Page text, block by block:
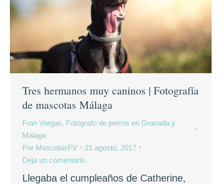
Tres hermanos muy caninos | Fotografía
de mascotas Málaga
Fran Vargas, Fotógrafo de perros en Granada y
Málaga
Por MascotasFV
21 agosto, 2017
Deja un comentario
Llegaba el cumpleaños de Catherine,